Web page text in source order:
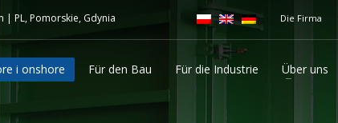
| PL, Pomorskie, Gdynia Die Firma
i onshore Für den Bau Für die Industrie Über uns